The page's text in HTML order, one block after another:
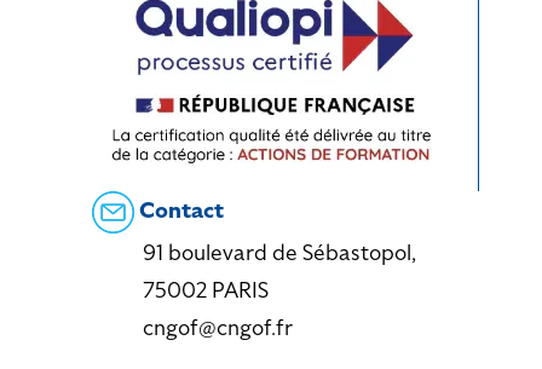
Contact
91 boulevard de Sébastopol,
75002 PARIS
cngof@cngof.fr